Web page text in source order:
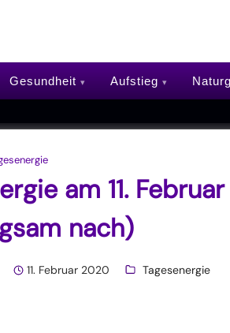
Gesundheit Aufstieg
am 11.
nach)
11. Februar 2020 Tagesenergie